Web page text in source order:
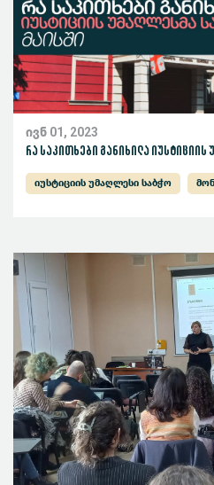
ივნ 01, 2023
რა საკითხები განიხილა იუსტიციის
იუსტიციის უმაღლესი საბჭო